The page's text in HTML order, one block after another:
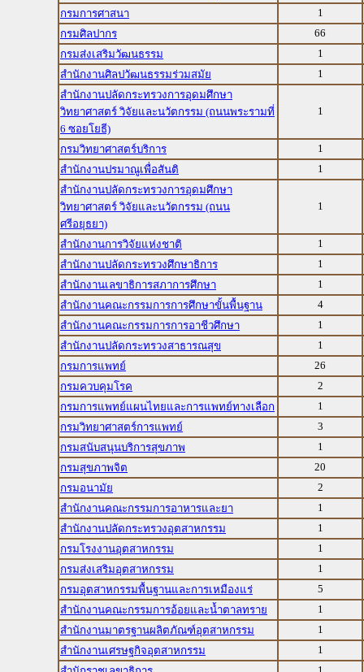
กรมการศาสนา
1
กรมศิลปากร
66
กรมส่งเสริมวัฒนธรรม
1
สำนักงานศิลปวัฒนธรรมร่วมสมัย
1
สำนักงานปลัดกระทรวงการอุดมศึกษา
วิทยาศาสตร์ วิจัยและนวัตกรรม (ถนนพระรามที่
6 ซอยโยธี)
1
กรมวิทยาศาสตร์บริการ
1
สำนักงานปรมาณูเพื่อสันติ
1
สำนักงานปลัดกระทรวงการอุดมศึกษา
วิทยาศาสตร์ วิจัยและนวัตกรรม (ถนน
ศรีอยุธยา)
1
สำนักงานการวิจัยแห่งชาติ
1
สำนักงานปลัดกระทรวงศึกษาธิการ
1
สำนักงานเลขาธิการสภาการศึกษา
1
สำนักงานคณะกรรมการการศึกษาขั้นพื้นฐาน
4
สำนักงานคณะกรรมการการอาชีวศึกษา
1
สำนักงานปลัดกระทรวงสาธารณสุข
1
กรมการแพทย์
26
กรมควบคุมโรค
2
กรมการแพทย์แผนไทยและการแพทย์ทางเลือก
1
กรมวิทยาศาสตร์การแพทย์
3
กรมสนับสนุนบริการสุขภาพ
1
กรมสุขภาพจิต
20
กรมอนามัย
2
สำนักงานคณะกรรมการอาหารและยา
1
สำนักงานปลัดกระทรวงอุตสาหกรรม
1
กรมโรงงานอุตสาหกรรม
1
กรมส่งเสริมอุตสาหกรรม
1
กรมอุตสาหกรรมพื้นฐานและการเหมืองแร่
5
สำนักงานคณะกรรมการอ้อยและน้ำตาลทราย
1
สำนักงานมาตรฐานผลิตภัณฑ์อุตสาหกรรม
1
สำนักงานเศรษฐกิจอุตสาหกรรม
1